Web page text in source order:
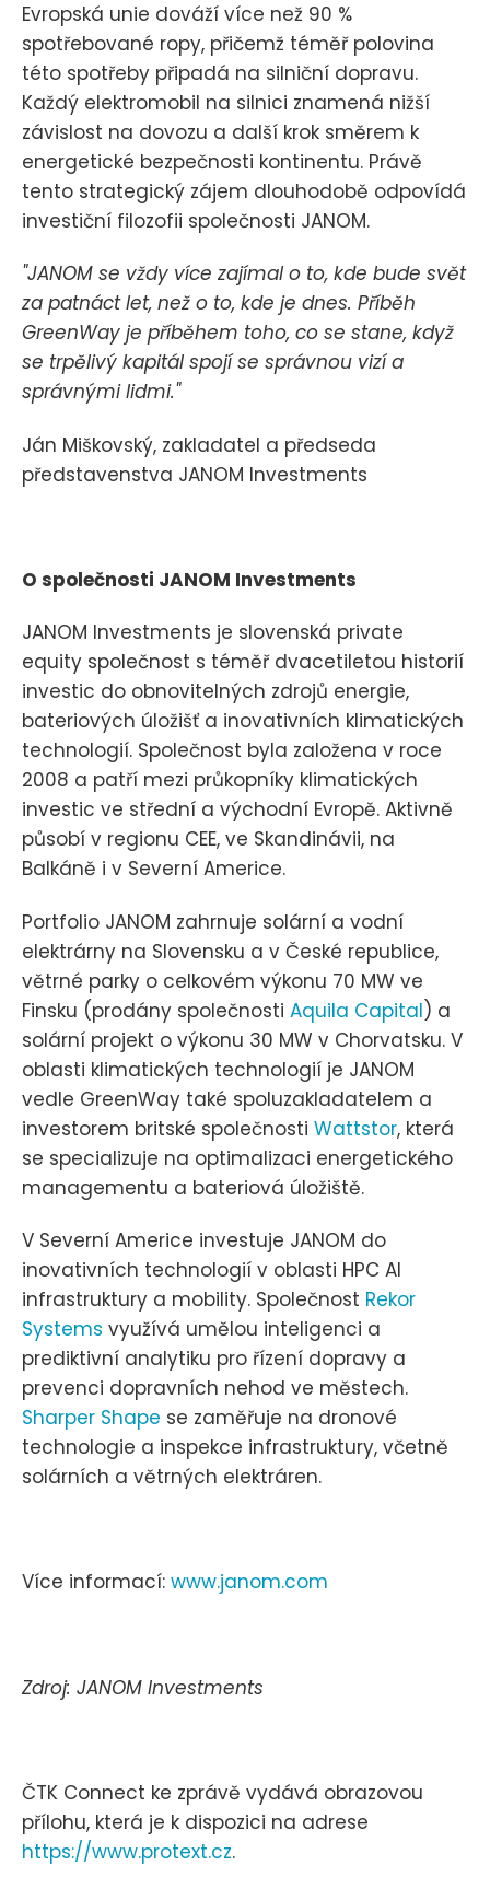
Evropská unie dováží více než 90 %
spotřebované ropy, přičemž téměř polovina
této spotřeby připadá na silniční dopravu.
Každý elektromobil na silnici znamená nižší
závislost na dovozu a další krok směrem k
energetické bezpečnosti kontinentu. Právě
tento strategický zájem dlouhodobě odpovídá
investiční filozofii společnosti JANOM.
"JANOM se vždy více zajímal o to, kde bude svět
za patnáct let, než o to, kde je dnes. Příběh
GreenWay je příběhem toho, co se stane, když
se trpělivý kapitál spojí se správnou vizí a
správnými lidmi."
Ján Miškovský, zakladatel a předseda
představenstva JANOM Investments
O společnosti JANOM Investments
JANOM Investments je slovenská private
equity společnost s téměř dvacetiletou historií
investic do obnovitelných zdrojů energie,
bateriových úložišť a inovativních klimatických
technologií. Společnost byla založena v roce
2008 a patří mezi průkopníky klimatických
investic ve střední a východní Evropě. Aktivně
působí v regionu CEE, ve Skandinávii, na
Balkáně i v Severní Americe.
Portfolio JANOM zahrnuje solární a vodní
elektrárny na Slovensku a v České republice,
větrné parky o celkovém výkonu 70 MW ve
Finsku (prodány společnosti Aquila Capital) a
solární projekt o výkonu 30 MW v Chorvatsku. V
oblasti klimatických technologií je JANOM
vedle GreenWay také spoluzakladatelem a
investorem britské společnosti Wattstor, která
se specializuje na optimalizaci energetického
managementu a bateriová úložiště.
V Severní Americe investuje JANOM do
inovativních technologií v oblasti HPC AI
infrastruktury a mobility. Společnost Rekor
Systems využívá umělou inteligenci a
prediktivní analytiku pro řízení dopravy a
prevenci dopravních nehod ve městech.
Sharper Shape se zaměřuje na dronové
technologie a inspekce infrastruktury, včetně
solárních a větrných elektráren.
Více informací: www.janom.com
Zdroj: JANOM Investments
ČTK Connect ke zprávě vydává obrazovou
přílohu, která je k dispozici na adrese
https://www.protext.cz.